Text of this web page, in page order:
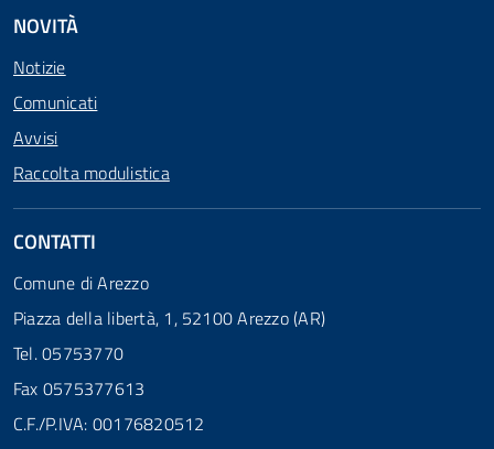
NOVITÀ
Notizie
Comunicati
Avvisi
Raccolta modulistica
CONTATTI
Comune di Arezzo
Piazza della libertà, 1, 52100 Arezzo (AR)
Tel. 05753770
Fax 0575377613
C.F./P.IVA: 00176820512